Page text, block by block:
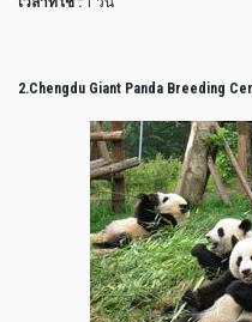
2.Chengdu Giant Panda Breeding